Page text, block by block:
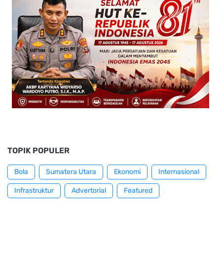
TOPIK POPULER
Bola Sumatera Utara Ekonomi Internasional
Infrastruktur Advertorial Featured